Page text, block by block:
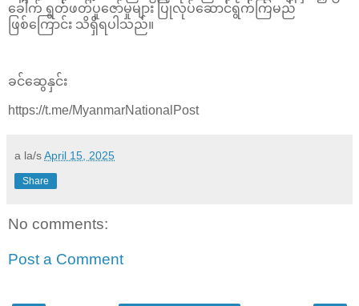
ခေါက် ရွတ်ဖတ်ပူဇော်မှုများ ပြုလုပ်ဆောင်ရွက်ကြမည်
ဖြစ်ကြောင်း သိရှိရပါသည်။
ခင်ဆွေနှင်း
https://t.me/MyanmarNationalPost
a la/sApril 15, 2025
Share
No comments:
Post a Comment